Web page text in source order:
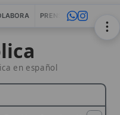
PRENSA WEBMASTERS
español
H I J K L M
›